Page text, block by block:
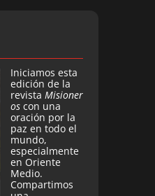
Iniciamos esta
edición de la
revista Misioner
os con una
oración por la
paz en todo el
mundo,
especialmente
en Oriente
Medio.
Compartimos